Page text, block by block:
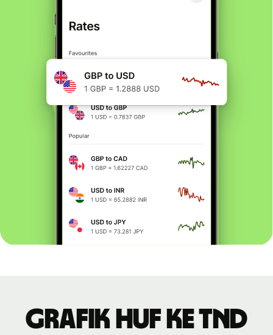
Grafik HUF ke TND